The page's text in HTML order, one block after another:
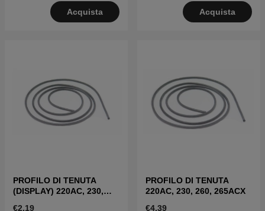
Acquista Acquista
PROFILO DI TENUTA
(DISPLAY) 220AC, 230,
€2.19
PROFILO DI TENUTA
220AC, 230, 260, 265ACX
€4.39